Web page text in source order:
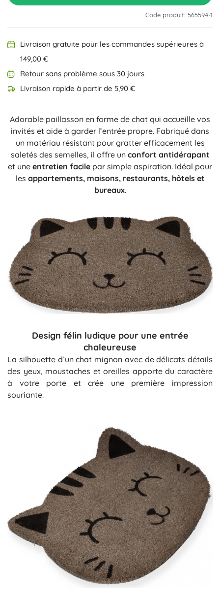
Code produit: 565594-1
Livraison gratuite pour les commandes supérieures à
149,00 €
Retour sans problème sous 30 jours
Livraison rapide à partir de 5,90 €
Adorable paillasson en forme de chat qui accueille vos
invités et aide à garder l’entrée propre. Fabriqué dans
un matériau résistant pour gratter efficacement les
saletés des semelles, il offre un confort antidérapant
et une entretien facile par simple aspiration. Idéal pour
les appartements, maisons, restaurants, hôtels et
bureaux.
Design félin ludique pour une entrée
chaleureuse
La silhouette d’un chat mignon avec de délicats détails
des yeux, moustaches et oreilles apporte du caractère
à votre porte et crée une première impression
souriante.